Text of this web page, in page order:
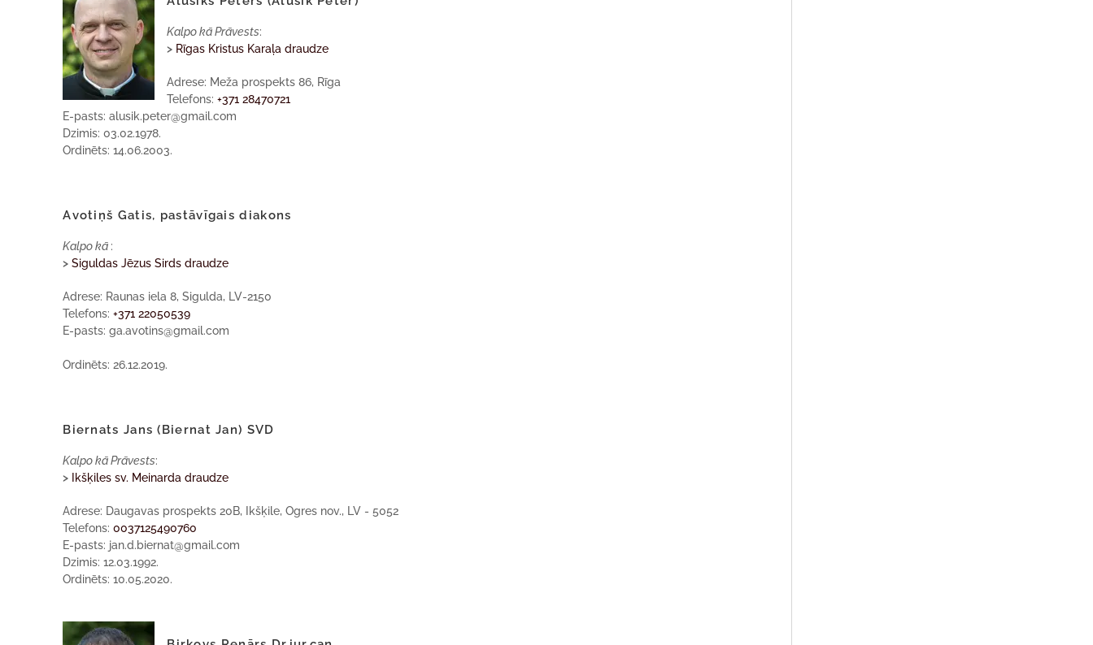
Kalpo kā Prāvests:
> Rīgas Kristus Karaļa draudze
Adrese: Meža prospekts 86, Rīga
Telefons:+371 28470721
E-pasts: alusik.peter@gmail.com
Dzimis: 03.02.1978.
Ordinēts: 14.06.2003.
Avotiņš Gatis, pastāvīgais diakons
Kalpo kā :
> Siguldas Jēzus Sirds draudze
Adrese: Raunas iela 8, Sigulda, LV-2150
Telefons:+371 22050539
E-pasts: ga.avotins@gmail.com
Ordinēts: 26.12.2019.
Biernats Jans (Biernat Jan) SVD
Kalpo kā Prāvests:
>
Ikšķiles sv. Meinarda draudze
Adrese: Daugavas prospekts 20B, Ikšķile, Ogres nov., LV - 5052
Telefons:0037125490760
E-pasts: jan.d.biernat@gmail.com
Dzimis: 12.03.1992.
Ordinēts: 10.05.2020.